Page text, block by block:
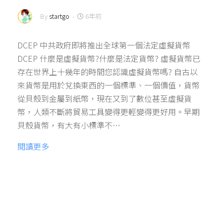
By startgo - 6年前
DCEP 中共政府即將推出全球第一個法定虛擬貨幣
DCEP 什麼是虛擬貨幣?什麼是法定貨幣? 虛擬貨幣已
存在世界上十幾年的時間您認識虛擬貨幣嗎? 自古以
來貨幣是用於兌換東西的一個標準、一個價值，貨幣
從貝殼到金屬到紙幣，現在又到了數位甚至虛擬貨
幣，人類不斷將貿易工具變得更輕變得更好用。早期
貝殼貨幣，有大有小標準不…
閱讀更多